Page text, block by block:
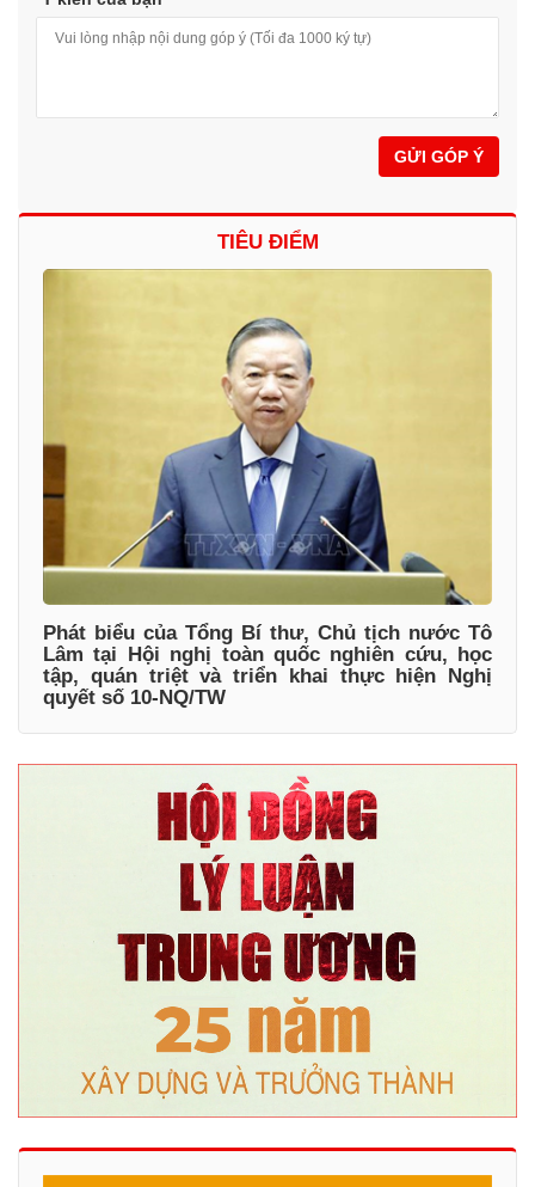
GỬI GÓP Ý
TIÊU ĐIỂM
Phát biểu của Tổng Bí thư, Chủ tịch nước Tô
Lâm tại Hội nghị toàn quốc nghiên cứu, học
tập, quán triệt và triển khai thực hiện Nghị
quyết số 10-NQ/TW